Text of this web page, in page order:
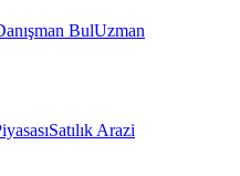
BulUzman
Satılık Arazi